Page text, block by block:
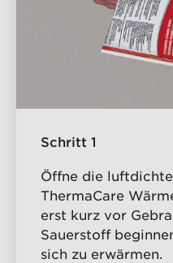
Schritt 1
Öffne die
ThermaCare
erst kurz vor
Sauerstoff
sich zu erwärmen.